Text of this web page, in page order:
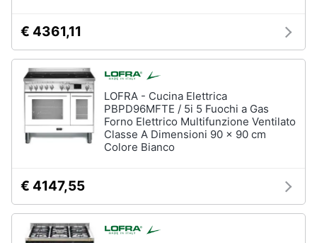
€ 4361,11
LOFRA - Cucina Elettrica
PBPD96MFTE / 5i 5 Fuochi a Gas
Forno Elettrico Multifunzione Ventilato
Classe A Dimensioni 90 x 90 cm
Colore Bianco
€ 4147,55